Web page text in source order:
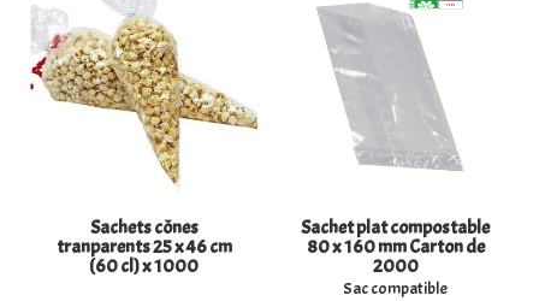
Sachets cônes
tranparents 25 x 46 cm
(60 cl) x 1000
Sachet plat compostable
80 x 160 mm Carton de
2000
Sac compatible